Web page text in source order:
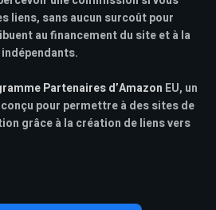
liens, sans aucun surcoût pour
au financement du site et à la
Partenaires d’Amazon EU, un
pour permettre à des sites de
grâce à la création de liens vers